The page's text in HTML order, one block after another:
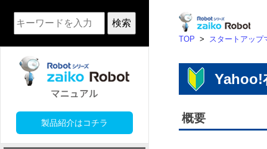
検索
製品紹介はコチラ
TOP > スタートアップ
Yahoo!
概要